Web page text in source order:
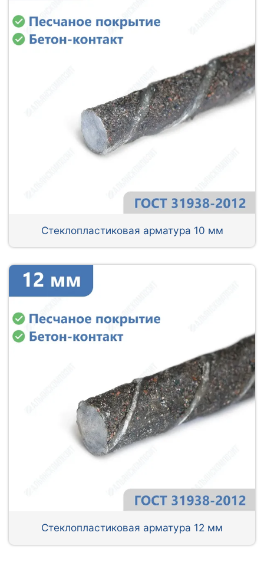
Стеклопластиковая арматура 10 мм
Стеклопластиковая арматура 12 мм